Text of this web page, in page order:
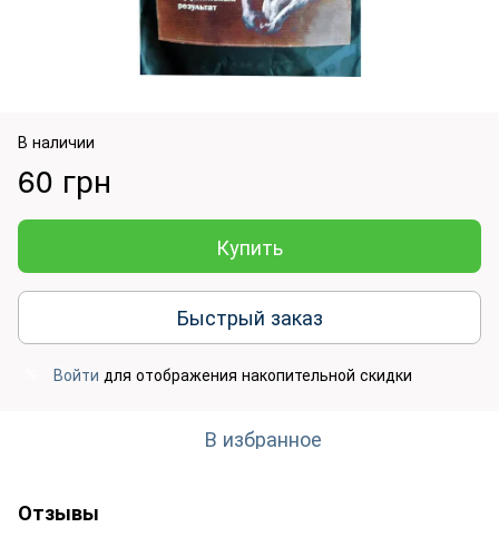
В наличии
60 грн
Купить
Быстрый заказ
Войти для отображения накопительной скидки
В избранное
Отзывы